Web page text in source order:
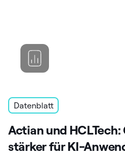
Datenblatt
Actian und HCLTech:
stärker für KI-